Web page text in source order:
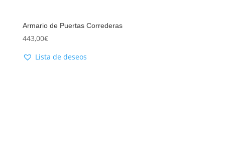
Armario de Puertas Correderas
443,00€
Lista de deseos